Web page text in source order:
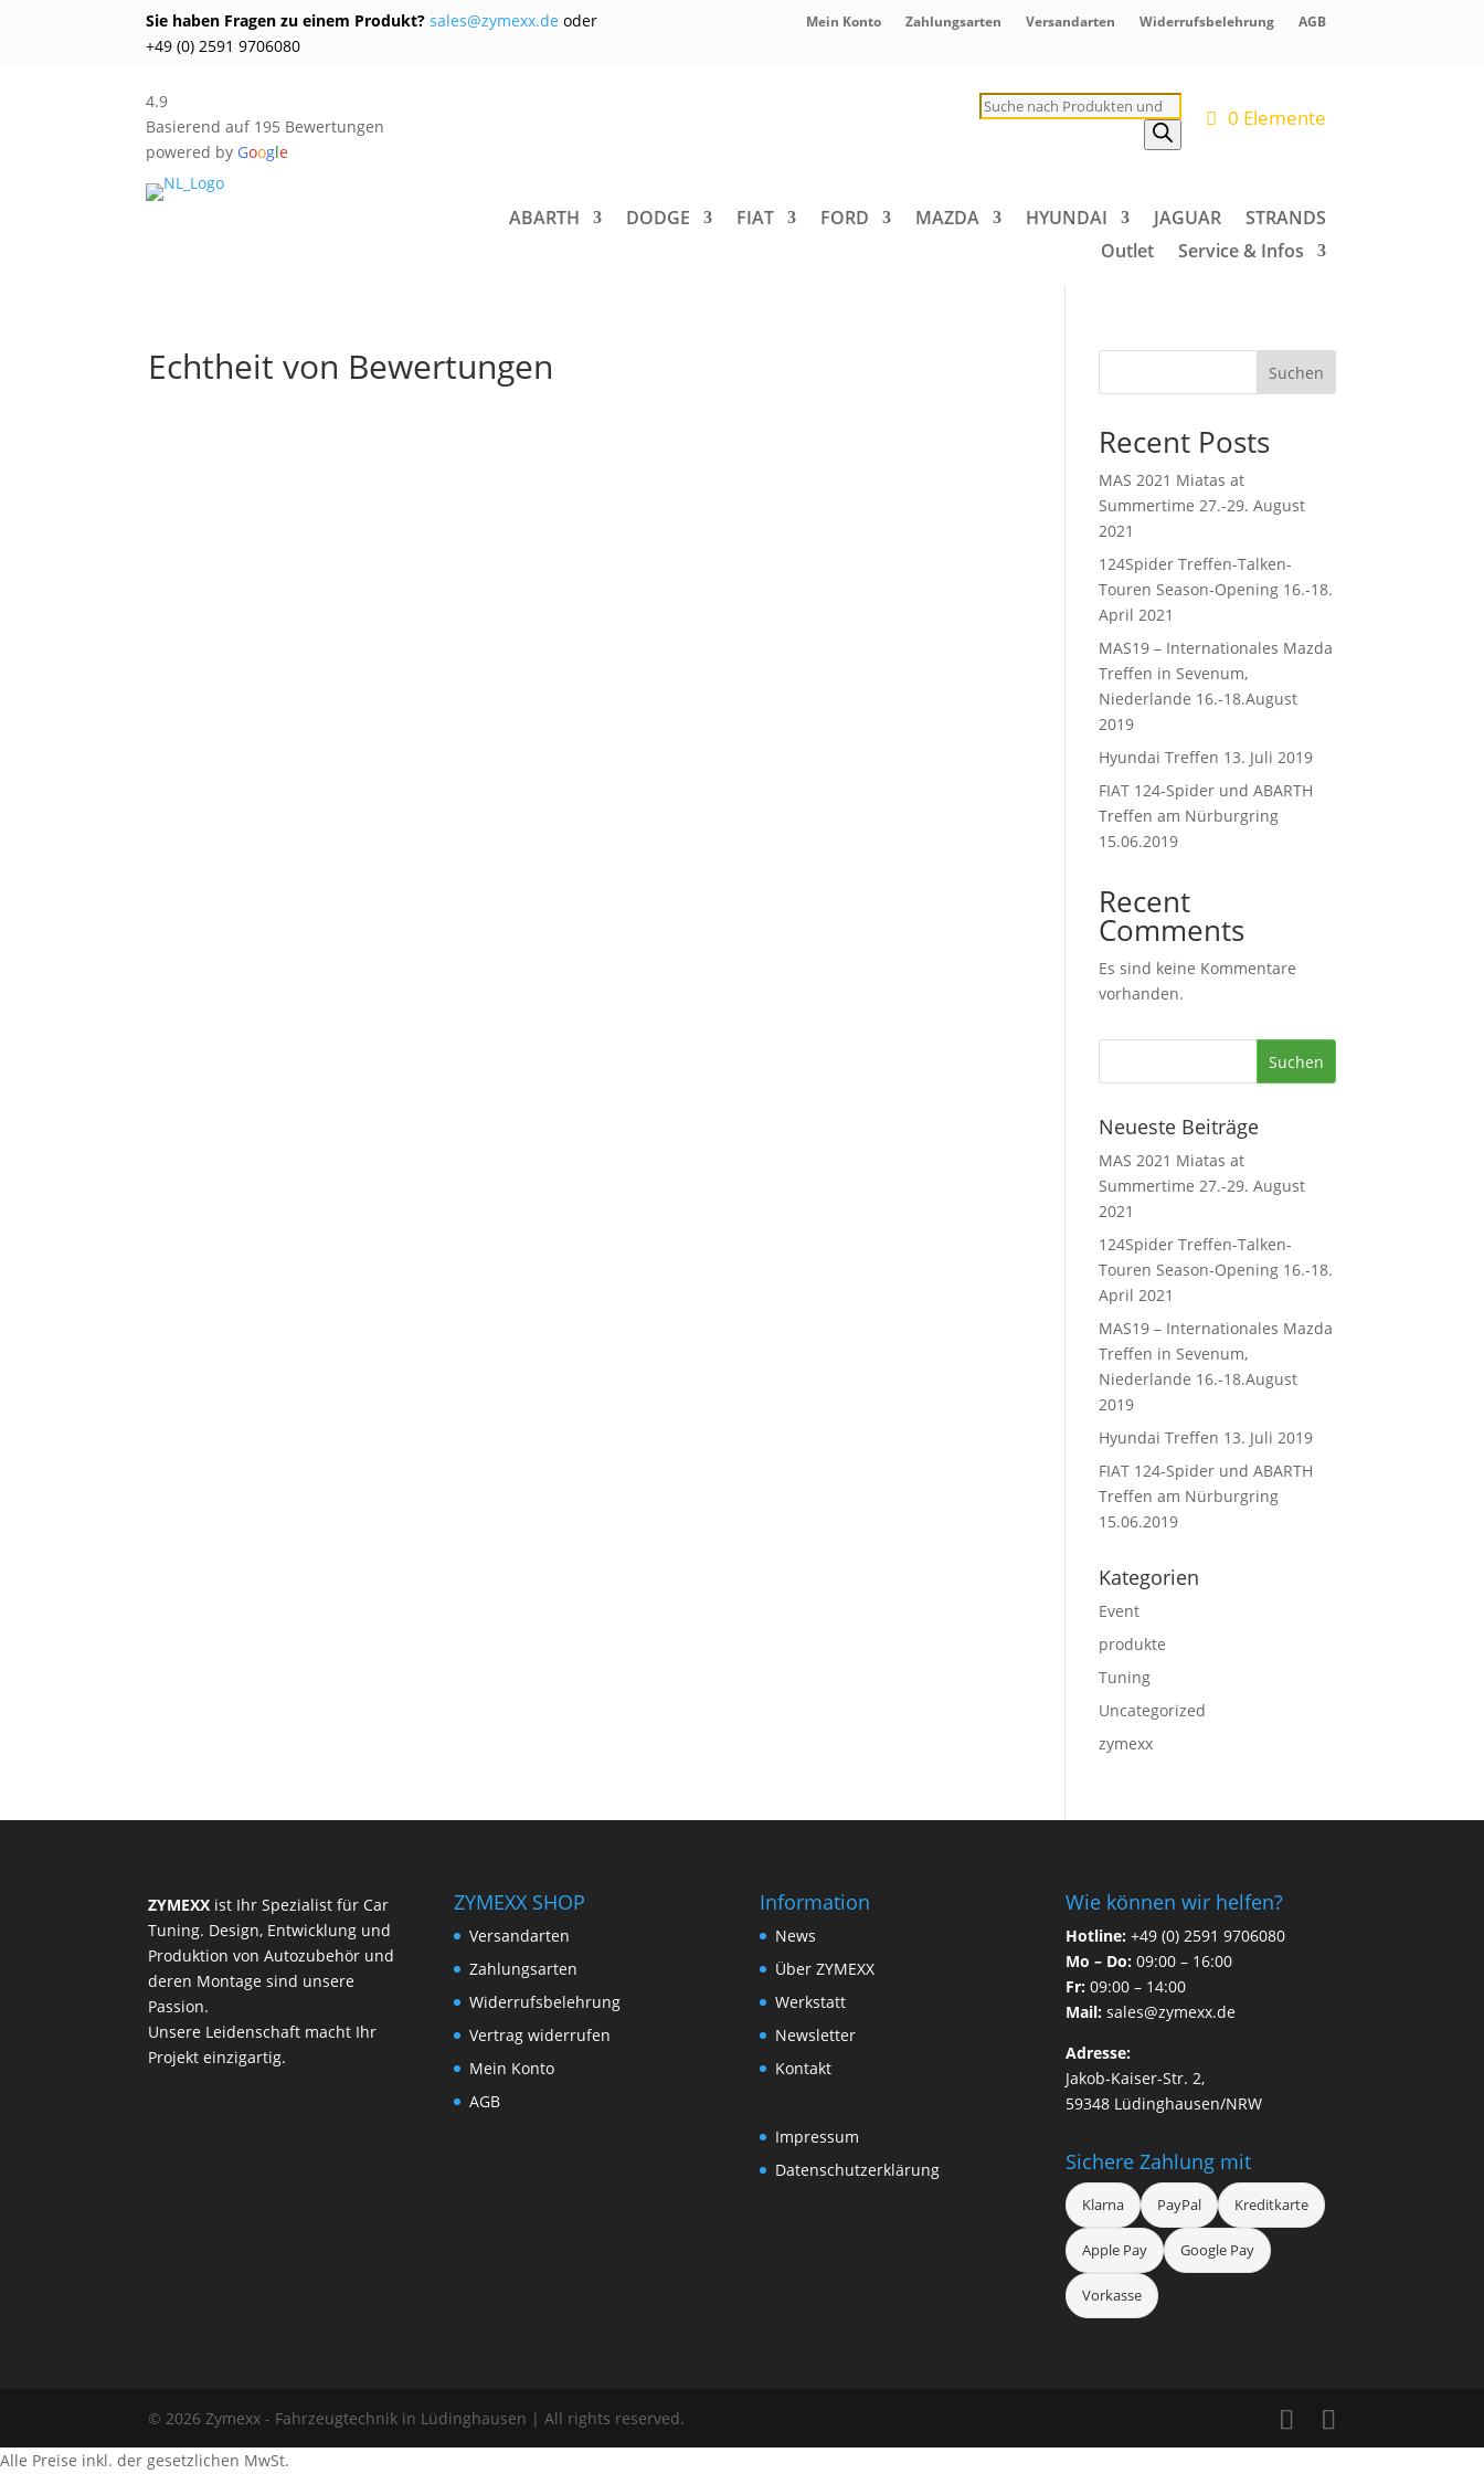
Sie haben Fragen zu einem Produkt? sales@zymexx.de oder
+49 (0) 2591 9706080
Mein Konto Zahlungsarten Versandarten Widerrufsbelehrung AGB
4.9
Basierend auf 195 Bewertungen
powered by Google
Products
search 0 Elemente
ABARTH DODGE FIAT FORD MAZDA HYUNDAI JAGUAR
STRANDS
Outlet
Service & Infos
Echtheit von Bewertungen Suchen
Recent Posts
MAS 2021 Miatas at
Summertime 27.-29. August
2021
124Spider Treffen-Talken-
Touren Season-Opening 16.-18.
April 2021
MAS19 – Internationales Mazda
Treffen in Sevenum,
Niederlande 16.-18.August
2019
Hyundai Treffen 13. Juli 2019
FIAT 124-Spider und ABARTH
Treffen am Nürburgring
15.06.2019
Recent
Comments
Es sind keine Kommentare
vorhanden.
Neueste Beiträge
MAS 2021 Miatas at
Summertime 27.-29. August
2021
124Spider Treffen-Talken-
Touren Season-Opening 16.-18.
April 2021
MAS19 – Internationales Mazda
Treffen in Sevenum,
Niederlande 16.-18.August
2019
Hyundai Treffen 13. Juli 2019
FIAT 124-Spider und ABARTH
Treffen am Nürburgring
15.06.2019
Kategorien
Event
produkte
Tuning
Uncategorized
zymexx
ZYMEXX ist Ihr Spezialist für Car
Tuning. Design, Entwicklung und
Produktion von Autozubehör und
deren Montage sind unsere
Passion.
Unsere Leidenschaft macht Ihr
Projekt einzigartig.
ZYMEXX SHOP
Versandarten
Zahlungsarten
Widerrufsbelehrung
Vertrag widerrufen
Mein Konto
AGB
Information
News
Über ZYMEXX
Werkstatt
Newsletter
Kontakt
Impressum
Datenschutzerklärung
Wie können wir helfen?
Hotline:+49 (0) 2591 9706080
Mo – Do:09:00 – 16:00
Fr:09:00 – 14:00
Mail:sales@zymexx.de
Adresse:
Jakob-Kaiser-Str. 2,
59348 Lüdinghausen/NRW
Sichere Zahlung mit
Klarna PayPal Kreditkarte
Apple Pay Google Pay
Vorkasse
© 2026 Zymexx - Fahrzeugtechnik in Lüdinghausen | All rights reserved.
Alle Preise inkl. der gesetzlichen MwSt.